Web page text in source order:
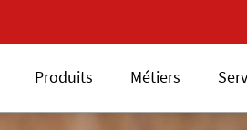
Produits Métiers